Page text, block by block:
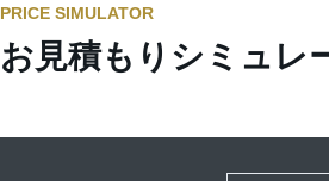
PRICE SIMULATOR
お見積もりシミュレ